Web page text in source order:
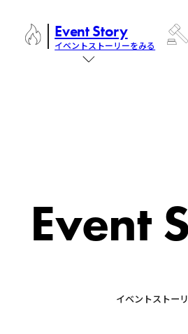
Event Story
イベントストーリーをみる
Event
イベントストー